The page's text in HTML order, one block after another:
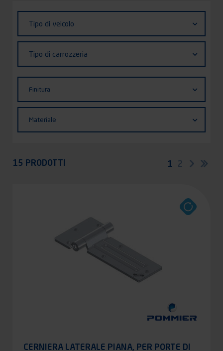
veicolo
Tipo di veicolo
carrozzeria
Tipo di carrozzeria
Finitura
Materiale
15 PRODOTTI Paginazione
Pagina
1 Pagina
2
Pagina
CERNIERA LATERALE PIANA, PER PORTE DI